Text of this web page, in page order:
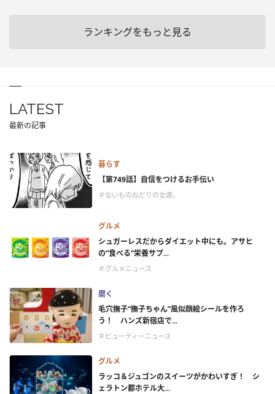
ランキングをもっと見る
LATEST
最新の記事
暮らす
【第749話】自信をつけるお手伝い
＃ないものねだりの女達。
グルメ
シュガーレスだからダイエット中にも。アサヒ
の“食べる”栄養サプ...
＃グルメニュース
磨く
毛穴撫子“撫子ちゃん”風似顔絵シールを作ろ
う！ ハンズ新宿店で...
＃ビューティーニュース
グルメ
ラッコ＆ジュゴンのスイーツがかわいすぎ！ シ
ェラトン都ホテル大...